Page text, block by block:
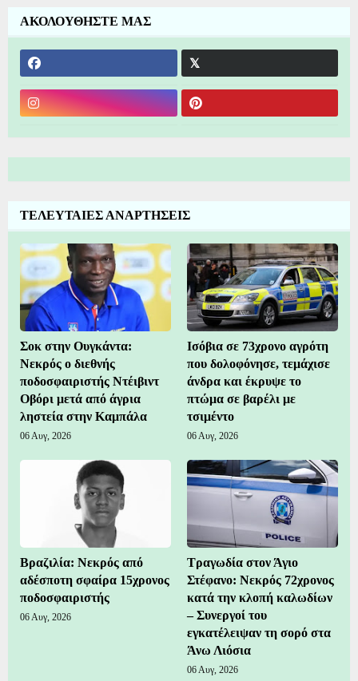
ΑΚΟΛΟΥΘΗΣΤΕ ΜΑΣ
ΤΕΛΕΥΤΑΙΕΣ ΑΝΑΡΤΗΣΕΙΣ
Σοκ στην Ουγκάντα:
Νεκρός ο διεθνής
ποδοσφαιριστής Ντέιβιντ
Οβόρι μετά από άγρια
ληστεία στην Καμπάλα
06 Αυγ, 2026
Ισόβια σε 73χρονο αγρότη
που δολοφόνησε, τεμάχισε
άνδρα και έκρυψε το
πτώμα σε βαρέλι με
τσιμέντο
06 Αυγ, 2026
Βραζιλία: Νεκρός από
αδέσποτη σφαίρα 15χρονος
ποδοσφαιριστής
06 Αυγ, 2026
Τραγωδία στον Άγιο
Στέφανο: Νεκρός 72χρονος
κατά την κλοπή καλωδίων
– Συνεργοί του
εγκατέλειψαν τη σορό στα
Άνω Λιόσια
06 Αυγ, 2026